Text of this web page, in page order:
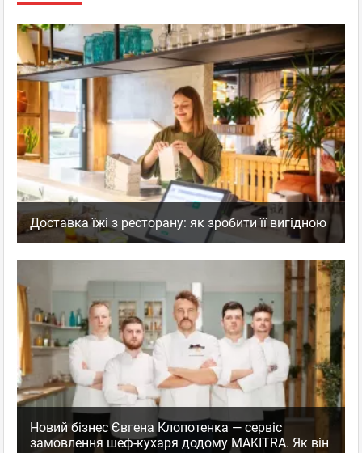
Доставка їжі з ресторану: як зробити її вигідною
Новий бізнес Євгена Клопотенка — сервіс
замовлення шеф-кухаря додому MAKITRA. Як він